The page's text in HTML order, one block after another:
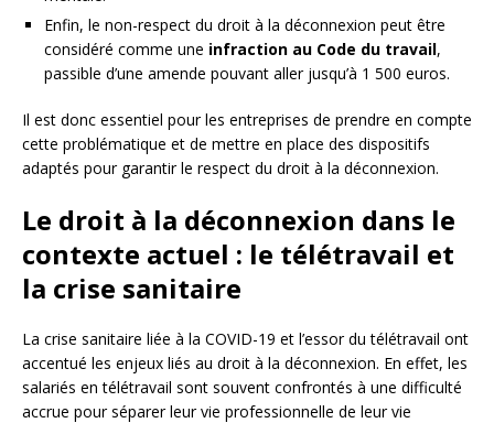
Enfin, le non-respect du droit à la déconnexion peut être
considéré comme une infraction au Code du travail,
passible d’une amende pouvant aller jusqu’à 1 500 euros.
Il est donc essentiel pour les entreprises de prendre en compte
cette problématique et de mettre en place des dispositifs
adaptés pour garantir le respect du droit à la déconnexion.
Le droit à la déconnexion dans le
contexte actuel : le télétravail et
la crise sanitaire
La crise sanitaire liée à la COVID-19 et l’essor du télétravail ont
accentué les enjeux liés au droit à la déconnexion. En effet, les
salariés en télétravail sont souvent confrontés à une difficulté
accrue pour séparer leur vie professionnelle de leur vie